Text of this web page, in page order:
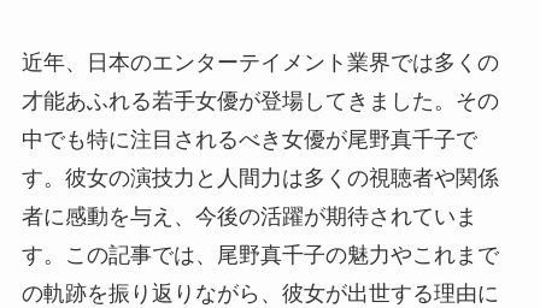
近年、日本のエンターテイメント業界では多くの
才能あふれる若手女優が登場してきました。その
中でも特に注目されるべき女優が尾野真千子で
す。彼女の演技力と人間力は多くの視聴者や関係
者に感動を与え、今後の活躍が期待されていま
す。この記事では、尾野真千子の魅力やこれまで
の軌跡を振り返りながら、彼女が出世する理由に